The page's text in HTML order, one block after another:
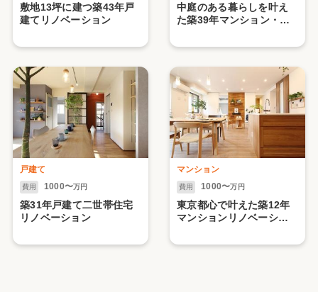
敷地13坪に建つ築43年戸
建てリノベーション
中庭のある暮らしを叶え
た築39年マンション・リ
戸建て
費用 1000〜万円
築31年戸建て二世帯住宅
リノベーション
マンション
費用 1000〜万円
東京都心で叶えた築12年
マンションリノベーショ